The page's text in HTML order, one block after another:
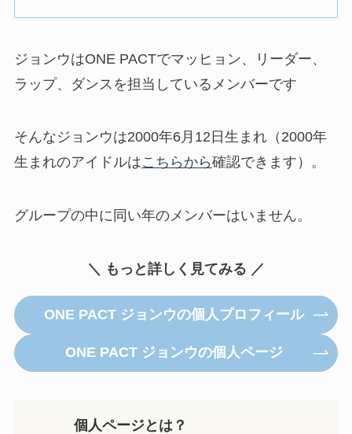
ジョンウはONE PACTでマッヒョン、リーダー、
ラップ、ダンスを担当しているメンバーです
そんなジョンウは2000年6月12日生まれ（2000年
生まれのアイドルはこちらから確認できます）。
グループの中に同い年のメンバーはいません。
＼ もっと詳しく見てみる ／
ONE PACT ジョンウの個人プロフィール
ONE PACT ジョンウの個人ページ
個人ページとは？